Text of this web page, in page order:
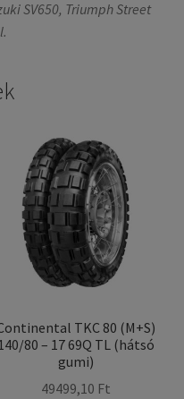
SV650, Triumph Street
TKC 80 (M+S)
80 – 17 69Q TL (hátsó
gumi)
49499,10 Ft